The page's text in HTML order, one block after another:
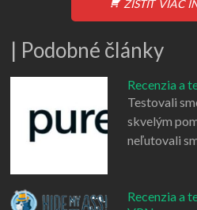
ZISTIŤ VIAC
| Podobné články
Recenzia a
Testovali
skvelým
neľutovali
Recenzia a